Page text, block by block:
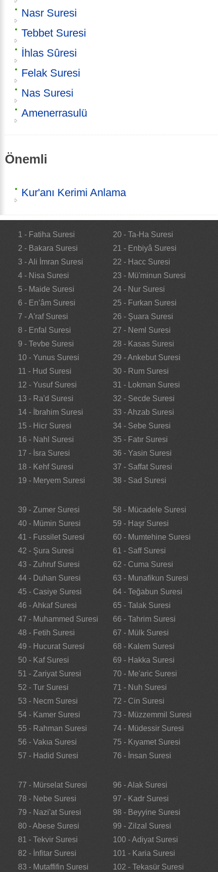
Nasr Suresi
Tebbet Suresi
İhlas Sûresi
Felak Suresi
Nas Suresi
Amenerrasulü
Önemli
Kur'anı Kerimi Anlama
1 - Fatiha Suresi
2 - Bakara Suresi
3 - Ali İmran Suresi
4 - Nisa Suresi
5 - Maide Suresi
6 - En’âm Suresi
7 - A'raf Suresi
8 - Enfal Suresi
9 - Tevbe Suresi
10 - Yunus Suresi
11 - Hud Suresi
12 - Yusuf Suresi
13 - Ra'd Suresi
14 - İbrahim Suresi
15 - Hicr Suresi
16 - Nahl Suresi
17 - İsra Suresi
18 - Kehf Suresi
19 - Meryem Suresi
20 - Ta-Ha Suresi
21 - Enbiyâ Suresi
22 - Hacc Suresi
23 - Mü'minun Suresi
24 - Nur Suresi
25 - Furkan Suresi
26 - Şuara Suresi
27 - Neml Suresi
28 - Kasas Suresi
29 - Ankebut Suresi
30 - Rum Suresi
31 - Lokman Suresi
32 - Secde Suresi
33 - Ahzab Suresi
34 - Sebe Suresi
35 - Fatır Suresi
36 - Yasin Suresi
37 - Saffat Suresi
38 - Sad Suresi
39 - Zumer Suresi
40 - Mümin Suresi
41 - Fussilet Suresi
42 - Şura Suresi
43 - Zuhruf Suresi
44 - Duhan Suresi
45 - Casiye Suresi
46 - Ahkaf Suresi
47 - Muhammed Suresi
48 - Fetih Suresi
49 - Hucurat Suresi
50 - Kaf Suresi
51 - Zariyat Suresi
52 - Tur Suresi
53 - Necm Suresi
54 - Kamer Suresi
55 - Rahman Suresi
56 - Vakıa Suresi
57 - Hadid Suresi
58 - Mücadele Suresi
59 - Haşr Suresi
60 - Mumtehine Suresi
61 - Saff Suresi
62 - Cuma Suresi
63 - Munafikun Suresi
64 - Teğabun Suresi
65 - Talak Suresi
66 - Tahrim Suresi
67 - Mülk Suresi
68 - Kalem Suresi
69 - Hakka Suresi
70 - Me'aric Suresi
71 - Nuh Suresi
72 - Cin Suresi
73 - Müzzemmil Suresi
74 - Müdessir Suresi
75 - Kıyamet Suresi
76 - İnsan Suresi
77 - Mürselat Suresi
78 - Nebe Suresi
79 - Nazi'at Suresi
80 - Abese Suresi
81 - Tekvir Suresi
82 - İnfitar Suresi
83 - Mutaffifin Suresi
96 - Alak Suresi
97 - Kadr Suresi
98 - Beyyine Suresi
99 - Zilzal Suresi
100 - Adiyat Suresi
101 - Karia Suresi
102 - Tekasür Suresi